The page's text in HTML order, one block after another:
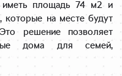
площадь 74 м2 и
которые на месте будут
решение позволяет
дома для семей,